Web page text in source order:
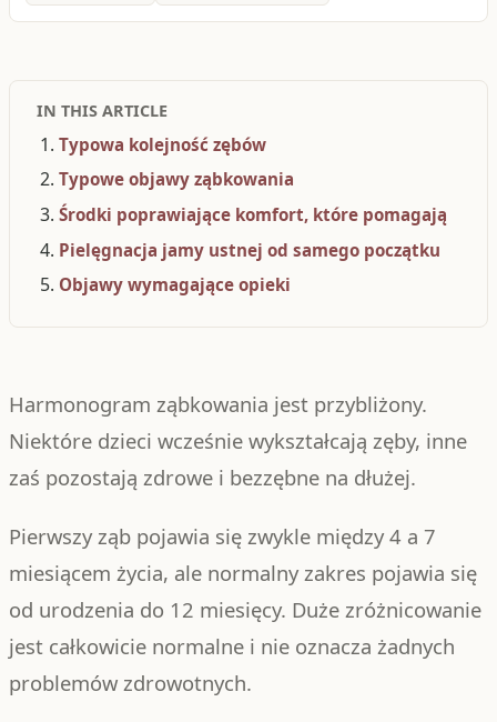
IN THIS ARTICLE
Typowa kolejność zębów
Typowe objawy ząbkowania
Środki poprawiające komfort, które pomagają
Pielęgnacja jamy ustnej od samego początku
Objawy wymagające opieki
Harmonogram ząbkowania jest przybliżony.
Niektóre dzieci wcześnie wykształcają zęby, inne
zaś pozostają zdrowe i bezzębne na dłużej.
Pierwszy ząb pojawia się zwykle między 4 a 7
miesiącem życia, ale normalny zakres pojawia się
od urodzenia do 12 miesięcy. Duże zróżnicowanie
jest całkowicie normalne i nie oznacza żadnych
problemów zdrowotnych.